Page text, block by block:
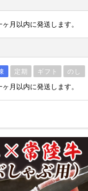
月以内に発送します。
定期 ギフト のし
月以内に発送します。